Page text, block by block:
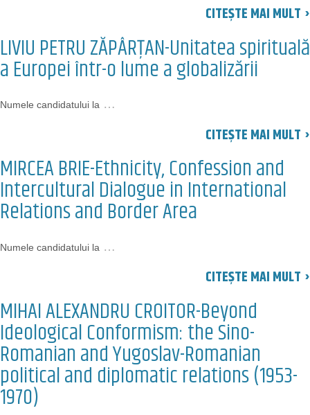
CITEȘTE MAI MULT ›
LIVIU PETRU ZĂPÂRŢAN-Unitatea spirituală
a Europei într-o lume a globalizării
Numele candidatului la …
CITEȘTE MAI MULT ›
MIRCEA BRIE-Ethnicity, Confession and
Intercultural Dialogue in International
Relations and Border Area
Numele candidatului la …
CITEȘTE MAI MULT ›
MIHAI ALEXANDRU CROITOR-Beyond
Ideological Conformism: the Sino-
Romanian and Yugoslav-Romanian
political and diplomatic relations (1953-
1970)